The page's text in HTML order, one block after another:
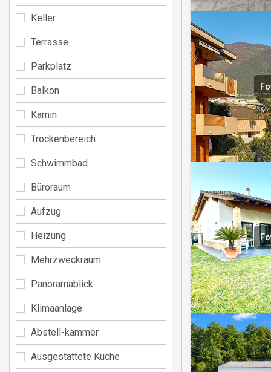
Keller
Terrasse
Parkplatz
Balkon
Kamin
Trockenbereich
Schwimmbad
Büroraum
Aufzug
Heizung
Mehrzweckraum
Panoramablick
Klimaanlage
Abstell-kammer
Ausgestattete Küche